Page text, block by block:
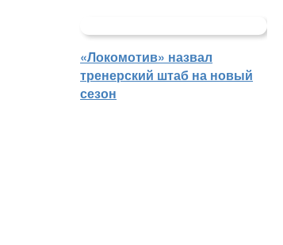
«Локомотив» назвал
тренерский штаб на новый
сезон